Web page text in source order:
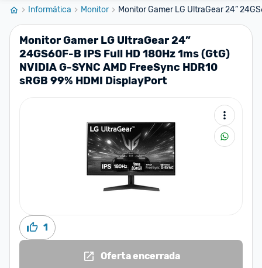
Informática Monitor Monitor Gamer LG UltraGear 24”
Monitor Gamer LG UltraGear 24”
24GS60F-B IPS Full HD 180Hz 1ms (GtG)
NVIDIA G-SYNC AMD FreeSync HDR10
sRGB 99% HDMI DisplayPort
1
Oferta encerrada